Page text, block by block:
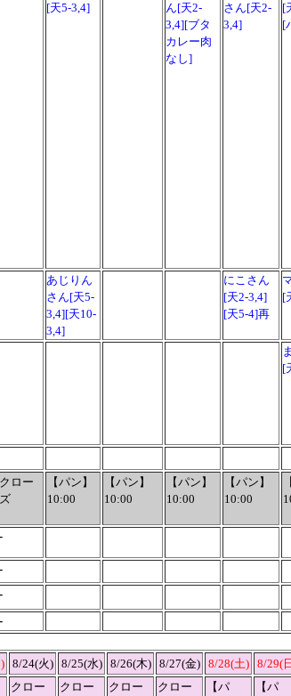
[天5-3,4]
ん[天2-
3,4][ブタ
カレー肉
なし]
さん[天2-
3,4]
[
[
あじりん
さん[天5-
3,4][天10-
3,4]
にこさん
[天2-3,4]
[天5-4]再
[
[
クロー
ズ
【パン】
10:00
【パン】
10:00
【パン】
10:00
【パン】
10:00
8/24(火) 8/25(水) 8/26(木) 8/27(金) 8/28(土) 8/29(
クロー
クロー
クロー
クロー
【パ
【パ